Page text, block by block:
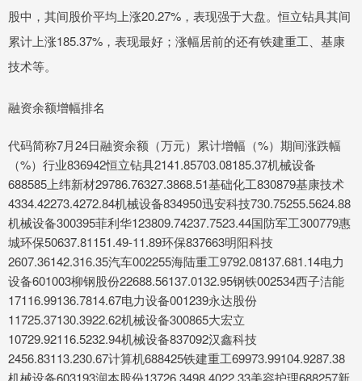
股中，其间股价平均上涨20.27%，表现强于大盘。恒立钻具其间
累计上涨185.37%，表现最好；涨幅居前的还有铁建重工、基康
技术等。
融资余额增幅排名
代码简称7月24日融资余额（万元）累计增幅（%）期间涨跌幅
（%）行业836942恒立钻具2141.85703.08185.37机械设备
688585上纬新材29786.76327.3868.51基础化工830879基康技术
4334.42273.4272.84机械设备834950迅安科技730.75255.5624.88
机械设备300395菲利华123809.74237.7523.44国防军工300779惠
城环保50637.81151.49-11.89环保837663明阳科技
2607.36142.316.35汽车002255海陆重工9792.08137.681.14电力
设备601003柳钢股份22688.56137.0132.95钢铁002534西子洁能
17116.99136.7814.67电力设备001239永达股份
11725.37130.3922.62机械设备300865大宏立
10729.92116.5232.94机械设备837092汉鑫科技
2456.83113.230.67计算机688425铁建重工69973.99104.9287.38
机械设备603193润本股份13726.3498.4022.33美容护理688257新